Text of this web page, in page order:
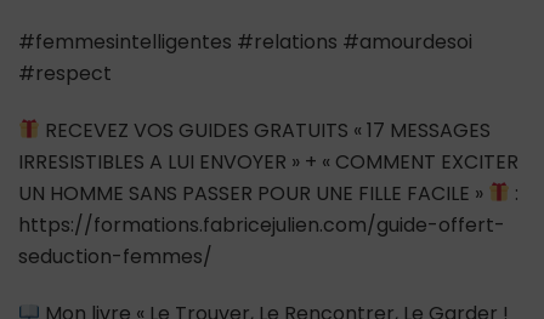
#femmesintelligentes #relations #amourdesoi
#respect
RECEVEZ VOS GUIDES GRATUITS « 17 MESSAGES
IRRESISTIBLES A LUI ENVOYER » + « COMMENT EXCITER
UN HOMME SANS PASSER POUR UNE FILLE FACILE »
:
https://formations.fabricejulien.com/guide-offert-
seduction-femmes/
Mon livre « Le Trouver, Le Rencontrer, Le Garder !